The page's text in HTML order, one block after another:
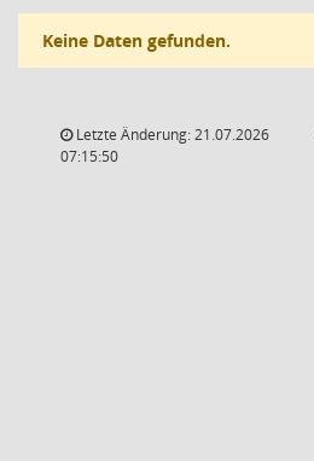
Keine Daten gefunden.
Letzte Änderung: 21.07.2026
07:15:50